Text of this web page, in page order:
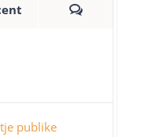
publike